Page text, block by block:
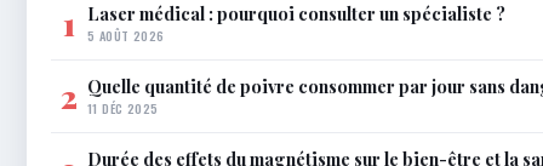
1 Laser médical : pourquoi consulter un spécialiste ?
5 AOÛT 2026
2 Quelle quantité de poivre consommer par jour sans
11 DÉC 2025
Durée des effets du magnétisme sur le bien-être et la